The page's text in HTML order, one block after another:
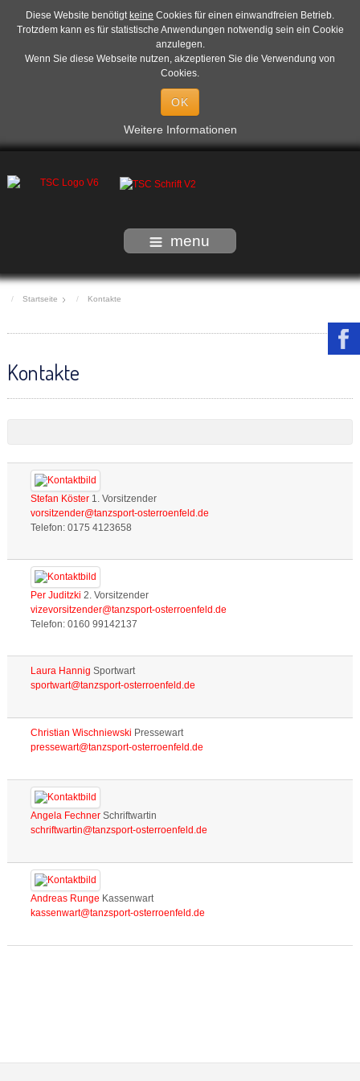
Diese Website benötigt keine Cookies für einen einwandfreien Betrieb.
Trotzdem kann es für statistische Anwendungen notwendig sein ein Cookie
anzulegen.
Wenn Sie diese Webseite nutzen, akzeptieren Sie die Verwendung von
Cookies.
OK
Weitere Informationen
menu
Startseite Kontakte
Kontakte
Stefan Köster 1. Vorsitzender
Telefon: 0175 4123658
Per Juditzki 2. Vorsitzender
Telefon: 0160 99142137
Laura Hannig Sportwart
Christian Wischniewski Pressewart
Angela Fechner Schriftwartin
Andreas Runge Kassenwart